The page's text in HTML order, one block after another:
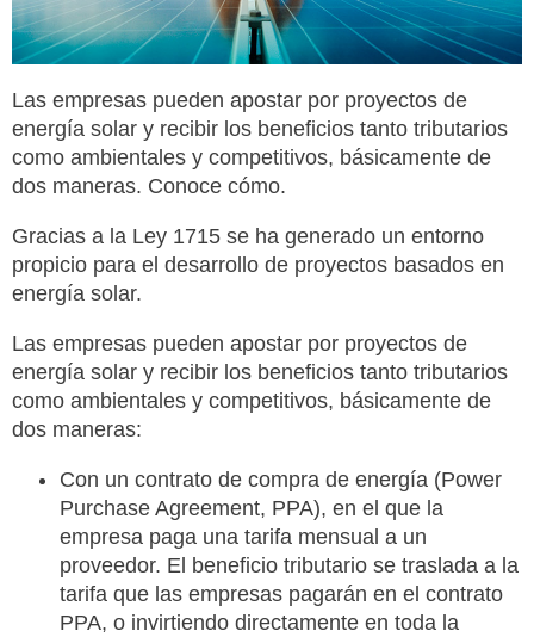
Las empresas pueden apostar por proyectos de
energía solar y recibir los beneficios tanto tributarios
como ambientales y competitivos, básicamente de
dos maneras. Conoce cómo.
Gracias a la Ley 1715 se ha generado un entorno
propicio para el desarrollo de proyectos basados en
energía solar.
Las empresas pueden apostar por proyectos de
energía solar y recibir los beneficios tanto tributarios
como ambientales y competitivos, básicamente de
dos maneras:
Con un contrato de compra de energía (Power
Purchase Agreement, PPA), en el que la
empresa paga una tarifa mensual a un
proveedor. El beneficio tributario se traslada a la
tarifa que las empresas pagarán en el contrato
PPA, o invirtiendo directamente en toda la